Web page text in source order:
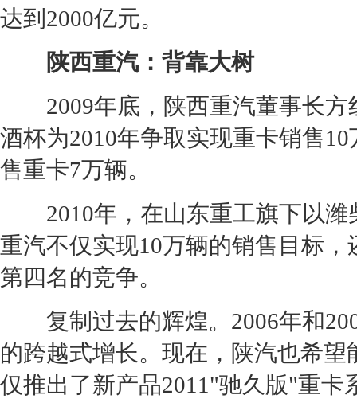
达到2000亿元。
陕西重汽：背靠大树
2009年底，陕西重汽董事长方
酒杯为2010年争取实现重卡销售
售重卡7万辆。
2010年，在山东重工旗下以潍
重汽不仅实现10万辆的销售目标，
第四名的竞争。
复制过去的辉煌。2006年和
的跨越式增长。现在，陕汽也希
仅推出了新产品2011"驰久版"重